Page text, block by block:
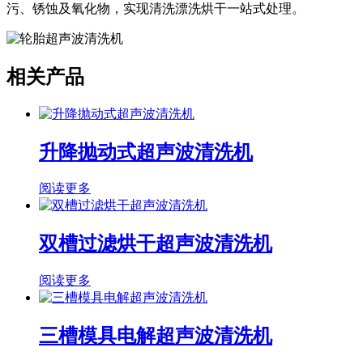
污、锈蚀及氧化物，实现清洗漂洗烘干一站式处理。
相关产品
升降抛动式超声波清洗机
阅读更多
双槽过滤烘干超声波清洗机
阅读更多
三槽模具电解超声波清洗机